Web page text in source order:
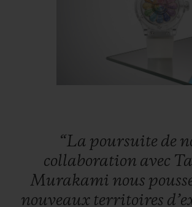
montre. Une face autour de
tournent 12 pétales aux couleurs
obtenu par le sertissage de 487
reproduisant les nuances de
oranges. Grâce àun ingénieux
roulement àbilles développé
par les ingénieurs de Hublot,
“La poursuite de
collaboration avec
Murakami nous
nouveaux territoires